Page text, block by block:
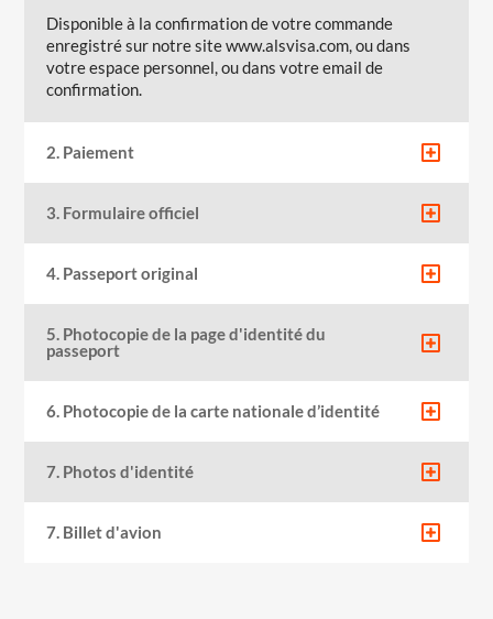
Disponible à la confirmation de votre commande
enregistré sur notre site www.alsvisa.com, ou dans
votre espace personnel, ou dans votre email de
confirmation.
2. Paiement
3. Formulaire officiel
4. Passeport original
5. Photocopie de la page d'identité du
passeport
6. Photocopie de la carte nationale d’identité
7. Photos d'identité
7. Billet d'avion